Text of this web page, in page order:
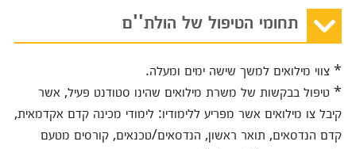
תחומי הטיפול של הולת''ם
* צווי מילואים למשך שישה ימים ומעלה.
* טיפול בבקשות של משרת מילואים שהינו סטודנט פעיל, אשר
קיבל צו מילואים אשר מפריע ללימודיו: לימודי מכינה קדם אקדמאית,
קדם הנדסאים, תואר ראשון, הנדסאים/טכנאים, קורסים מטעם